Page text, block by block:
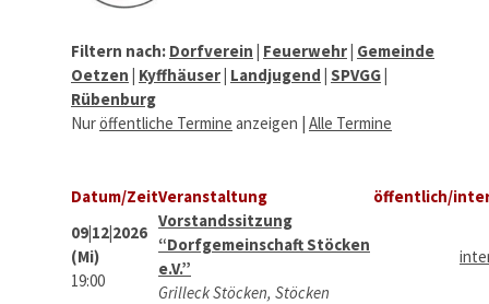
Filtern nach: Dorfverein Feuerwehr Gemeinde
Oetzen Kyffhäuser Landjugend SPVGG
Rübenburg
Nuröffentliche Termine anzeigen | Alle Termine
Datum/ZeitVeranstaltung
öffentlich/
09|12|2026
(Mi)
19:00
Vorstandssitzung
“Dorfgemeinschaft Stöcken
e.V.”
Grilleck Stöcken, Stöcken